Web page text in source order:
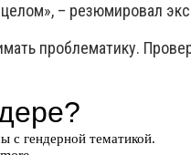
– резюмировал
проблематику.